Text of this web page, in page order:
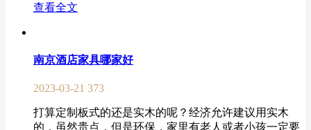
查看全文
南京酒店家具哪家好
2023-03-21 373
打算定制板式的还是实木的呢？经济允许建议用实木
的，虽然贵点，但是环保，家里有老人或者小孩一定要